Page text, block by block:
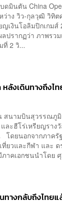
มินตัน China
ว่าง วิว-กุลวุฒิ วิทิ
เงินโอลิมปิกเกม
รากฏว่า ภาพรวม
ที่ 2 วิ...
ลังเดินทางถึงไ
สนามบินสุวรรณภู
ละฮีโร่เหรียญราง
ดยนอกจากภาครั
ที่ยวและกีฬา และ
าคเอกชนนำโดย
ทางกลับถึงไทยแ